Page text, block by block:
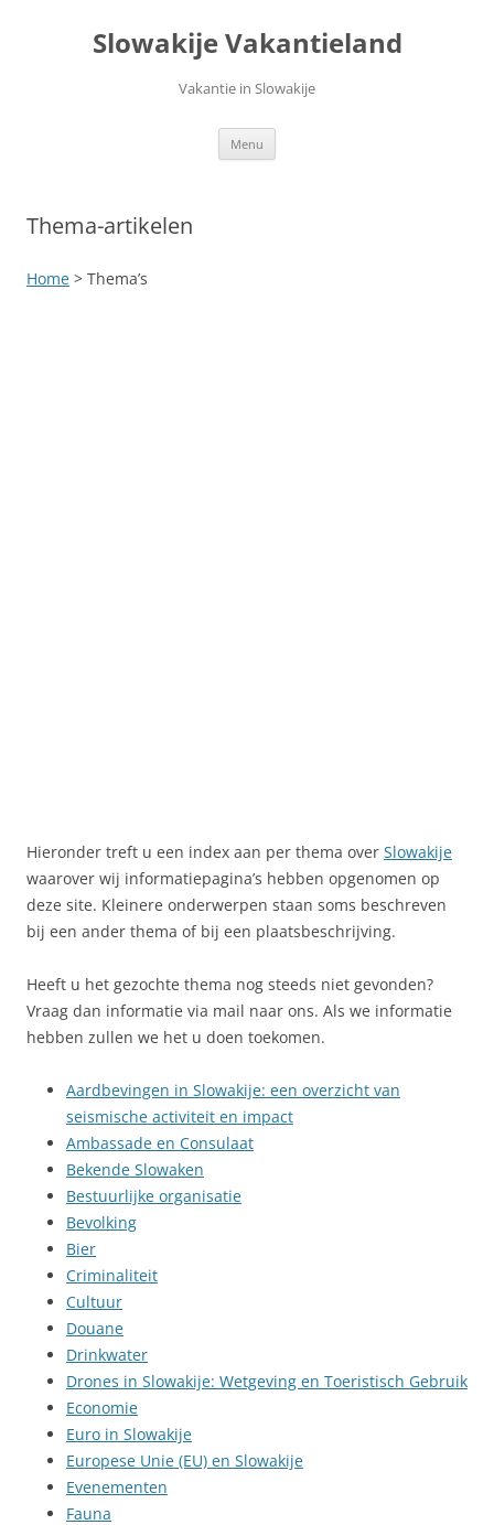
Slowakije Vakantieland
Vakantie in Slowakije
Menu
Thema-artikelen
Home > Thema’s
Hieronder treft u een index aan per thema over Slowakije
waarover wij informatiepagina’s hebben opgenomen op
deze site. Kleinere onderwerpen staan soms beschreven
bij een ander thema of bij een plaatsbeschrijving.
Heeft u het gezochte thema nog steeds niet gevonden?
Vraag dan informatie via mail naar ons. Als we informatie
hebben zullen we het u doen toekomen.
Aardbevingen in Slowakije: een overzicht van
seismische activiteit en impact
Ambassade en Consulaat
Bekende Slowaken
Bestuurlijke organisatie
Bevolking
Bier
Criminaliteit
Cultuur
Douane
Drinkwater
Drones in Slowakije: Wetgeving en Toeristisch Gebruik
Economie
Euro in Slowakije
Europese Unie (EU) en Slowakije
Evenementen
Fauna